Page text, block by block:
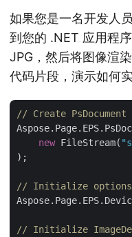
如果您是一名开发人
到您的 .NET 应用程
JPG，然后将图像渲
代码片段，演示如何
// Create
new FileStream(
);
// Initialize options
// Initialize